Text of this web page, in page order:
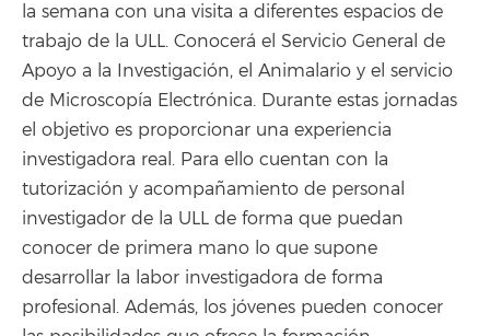
la semana con una visita a diferentes espacios de
trabajo de la ULL. Conocerá el Servicio General de
Apoyo a la Investigación, el Animalario y el servicio
de Microscopía Electrónica. Durante estas jornadas
el objetivo es proporcionar una experiencia
investigadora real. Para ello cuentan con la
tutorización y acompañamiento de personal
investigador de la ULL de forma que puedan
conocer de primera mano lo que supone
desarrollar la labor investigadora de forma
profesional. Además, los jóvenes pueden conocer